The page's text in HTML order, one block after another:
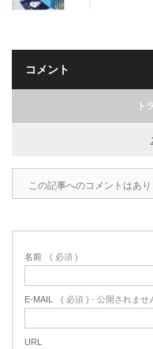
コメント
ト
この記事へのコメントはあり
名前 ( 必須 )
E-MAIL ( 必須 ) - 公開されませ
URL